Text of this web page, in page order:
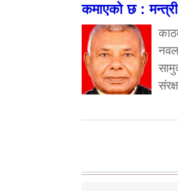
कमाएको छ :